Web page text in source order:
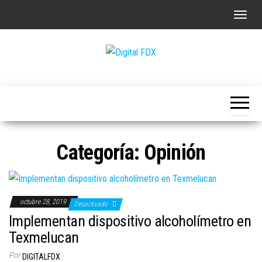
A
n
a
Categoría: Opinión
octubre 28, 2019 Desactivado
Implementan dispositivo alcoholímetro en
Texmelucan
Por DIGITALFDX